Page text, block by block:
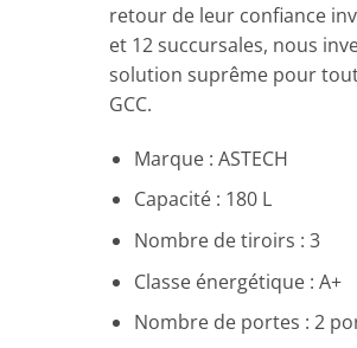
retour de leur confiance
et 12 succursales, nous
solution suprême pour
GCC.
Marque : ASTECH
Capacité : 180 L
Nombre de tiroirs : 3
Classe énergétique : A+
Nombre de portes : 2